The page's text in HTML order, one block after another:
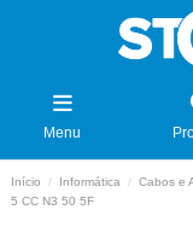
Menu
Início Informática Cabos e
5 CC N3 50 5F